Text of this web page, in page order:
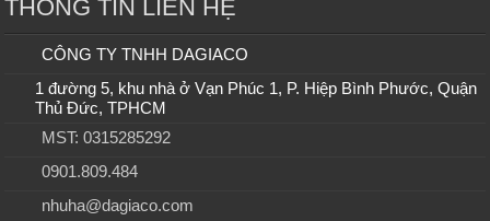
THÔNG TIN LIÊN HỆ
CÔNG TY TNHH DAGIACO
1 đường 5, khu nhà ở Vạn Phúc 1, P. Hiệp Bình Phước, Quận
Thủ Đức, TPHCM
MST: 0315285292
0901.809.484
nhuha@dagiaco.com